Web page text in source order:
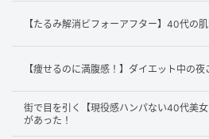
【たるみ解消ビフォーアフター】40代の
【痩せるのに満腹感！】ダイエット中の
街で目を引く【現役感ハンパない40代美
があった！